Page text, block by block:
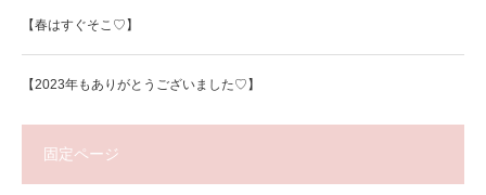
【春はすぐそこ♡】
【2023年もありがとうございました♡】
固定ページ